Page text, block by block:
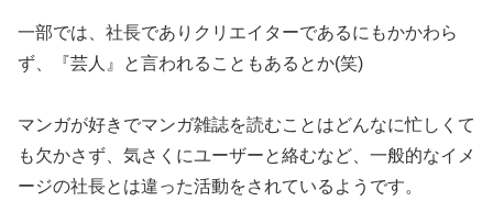
一部では、社長でありクリエイターであるにもかかわら
ず、『芸人』と言われることもあるとか(笑)
マンガが好きでマンガ雑誌を読むことはどんなに忙しくて
も欠かさず、気さくにユーザーと絡むなど、一般的なイメ
ージの社長とは違った活動をされているようです。